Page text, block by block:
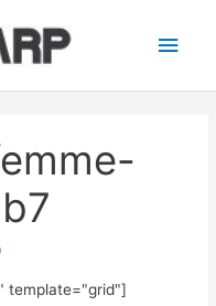
template="grid"]